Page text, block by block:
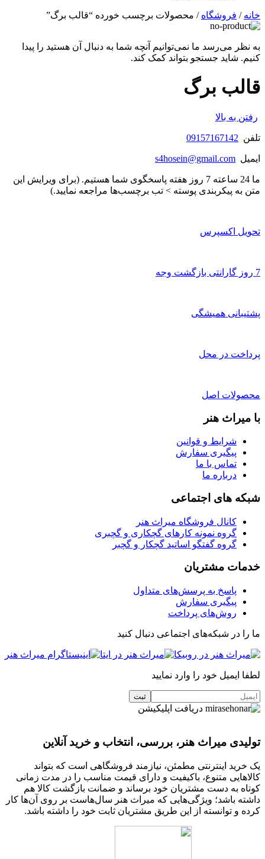
خانه / فروشگاه / محصولات برچسب خورده “قالب برگ”
به نظر می‌رسد ما نمی‌توانیم آنچه شما به دنبال آن هستید را پیدا
کنیم. شاید جستجو بتواند کمک کند.
قالب برگ
رفتن به بالا
تلفن 09157167142
ایمیل s4hosein@gmail.com
ما 24 ساعته 7 روز هفته پاسخگوی شما هستیم. (برای ویرایش این
متن به پیکربندی پوسته > تب برچسب‌ها مراجعه نمایید.)
تحویل اکسپرس
7 روز گارانتی بازگشت وجه
پشتیبانی همیشگی
پرداخت در محل
محصولات اصل
با میراث هنر
شرایط و قوانین
پیگیری سفارش
تماس با ما
درباره ما
شبکه های اجتماعی
کانال فروشگاه میراث هنر
گروه نمونه کارهای گچکاری و گچبری
گروه گفتگو اساتید گچکار و گچبر
خدمات مشتریان
پاسخ به پرسش‌های متداول
پیگیری سفارش
روش‌های پرداخت
ما را در شبکه‌های اجتماعی دنبال کنید
لطفا ایمیل خود را وارد نمایید
دریافت اپلیکیشن
تولیدی میراث هنر، بررسی، انتخاب و خرید آنلاین
یک خرید اینترنتی مطمئن، نیازمند فروشگاهی است که بتواند
کالاهایی متنوع، باکیفیت و دارای قیمت مناسب را در مدت زمانی
کوتاه به دست مشتریان خود برساند و ضمانت بازگشت کالا هم
داشته باشد؛ ویژگی‌هایی که میراث هنر سال‌هاست بر روی آن‌ها کار
کرده و توانسته از این طریق مشتریان ثابت خود را داشته باشد.